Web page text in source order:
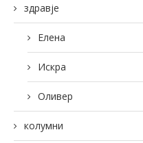
здравје
Елена
Искра
Оливер
колумни